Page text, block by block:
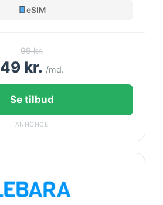
eSIM
99 kr.
49 kr. /md.
Se tilbud
ANNONCE